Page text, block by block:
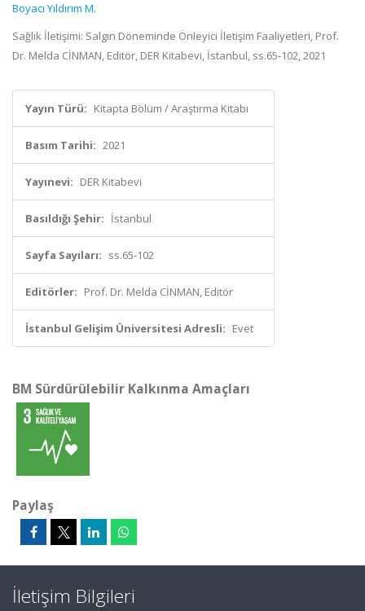
Boyacı Yıldırım M.
Sağlık İletişimi: Salgın Döneminde Önleyici İletişim Faaliyetleri, Prof.
Dr. Melda CİNMAN, Editör, DER Kitabevi, İstanbul, ss.65-102, 2021
Yayın Türü: Kitapta Bölüm / Araştırma Kitabı
Basım Tarihi: 2021
Yayınevi: DER Kitabevi
Basıldığı Şehir: İstanbul
Sayfa Sayıları: ss.65-102
Editörler: Prof. Dr. Melda CİNMAN, Editör
İstanbul Gelişim Üniversitesi Adresli: Evet
BM Sürdürülebilir Kalkınma Amaçları
Paylaş
İletişim Bilgileri